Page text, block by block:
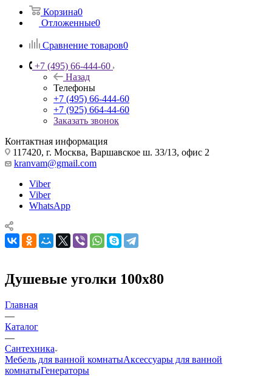
Корзина0
Отложенные0
Сравнение товаров0
+7 (495) 66-444-60
Назад
Телефоны
+7 (495) 66-444-60
+7 (925) 664-44-60
Заказать звонок
Контактная информация
117420, г. Москва, Варшавское ш. 33/13, офис 2
kranvam@gmail.com
Viber
Viber
WhatsApp
Душевые уголки 100х80
Главная
—
Каталог
—
Сантехника
Мебель для ванной комнатыАксессуары для ванной
комнатыГенераторы